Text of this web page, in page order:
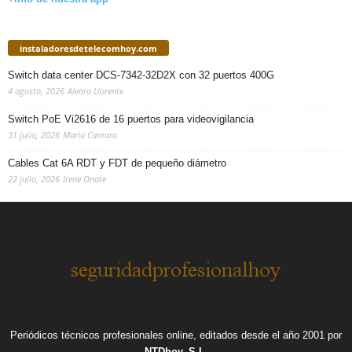
instaladoresdetelecomhoy.com
Switch data center DCS-7342-32D2X con 32 puertos 400G
4 agosto, 2026 Alvaro Llorente
Switch PoE Vi2616 de 16 puertos para videovigilancia
31 julio, 2026 Maria Camara
Cables Cat 6A RDT y FDT de pequeño diámetro
22 julio, 2026 Irene Onate
Periódicos técnicos profesionales online, editados desde el año 2001 por